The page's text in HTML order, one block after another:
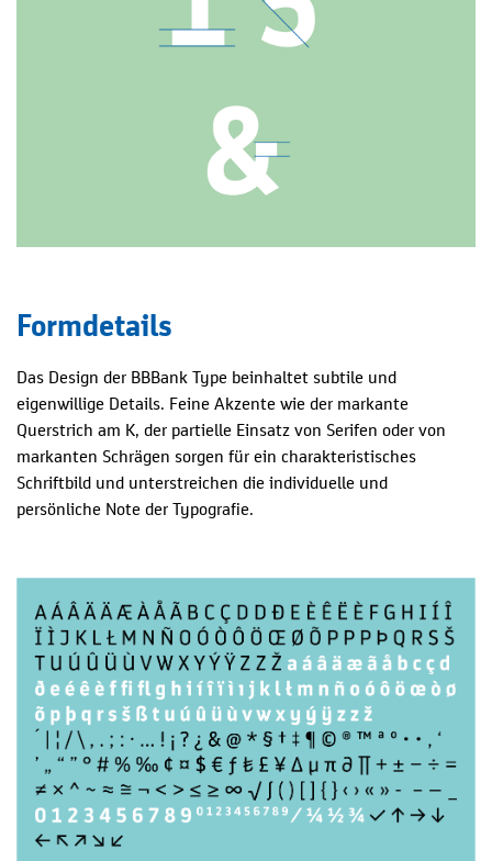
Formdetails
Das Design der BBBank Type beinhaltet subtile und
eigenwillige Details. Feine Akzente wie der markante
Querstrich am K, der partielle Einsatz von Serifen oder von
markanten Schrägen sorgen für ein charakteristisches
Schriftbild und unterstreichen die individuelle und
persönliche Note der Typografie.